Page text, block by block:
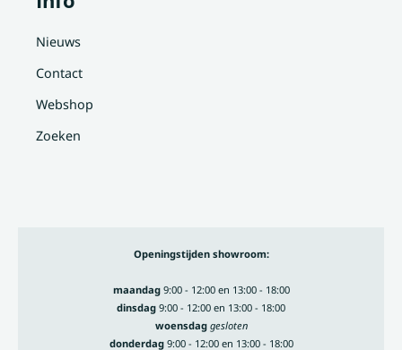
Nieuws
Contact
Webshop
Zoeken
Openingstijden showroom:
maandag9:00 - 12:00 en 13:00 - 18:00
dinsdag 9:00 - 12:00 en 13:00 - 18:00
woensdaggesloten
donderdag9:00 - 12:00 en 13:00 - 18:00